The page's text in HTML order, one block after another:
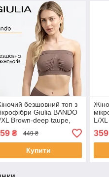
безшовний топ з
Giulia BANDO
XL Brown-deep taupe,
бандо, без бретелей
₴ 449 ₴
Купити
L/
359